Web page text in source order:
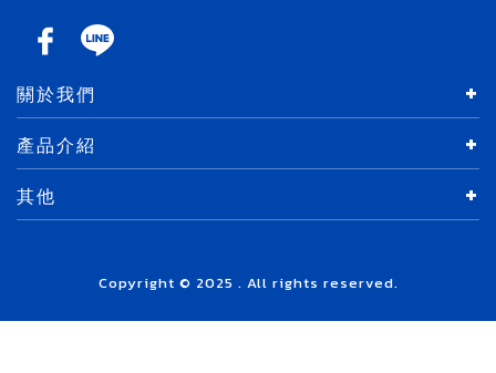
關於我們
產品介紹
其他
Copyright © 2025 . All rights reserved.